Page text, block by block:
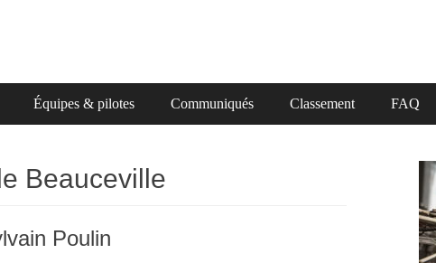
Équipes & pilotes Communiqués Classement FAQ
Beauceville
Poulin